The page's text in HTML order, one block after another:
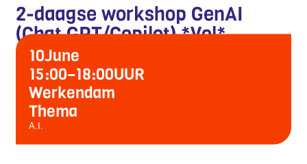
2-daagse workshop GenAI
(Chat GPT/Copilot) *Vol*
10June
15:00–18:00UUR
Werkendam
Thema
A.I.